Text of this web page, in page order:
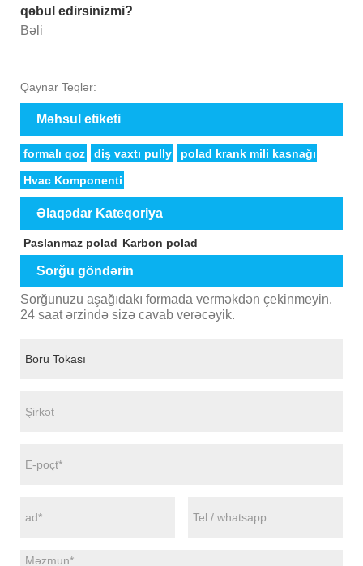
qəbul edirsinizmi?
Bəli
Qaynar Teqlər:
Məhsul etiketi
formalı qoz diş vaxtı pully polad krank mili kasnağı
Hvac Komponenti
Əlaqədar Kateqoriya
Paslanmaz polad Karbon polad
Sorğu göndərin
Sorğunuzu aşağıdakı formada verməkdən çekinmeyin.
24 saat ərzində sizə cavab verəcəyik.